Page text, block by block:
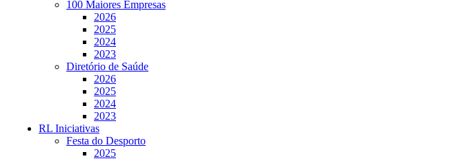
100 Maiores Empresas
2026
2025
2024
2023
Diretório de Saúde
2026
2025
2024
2023
RL Iniciativas
Festa do Desporto
2025